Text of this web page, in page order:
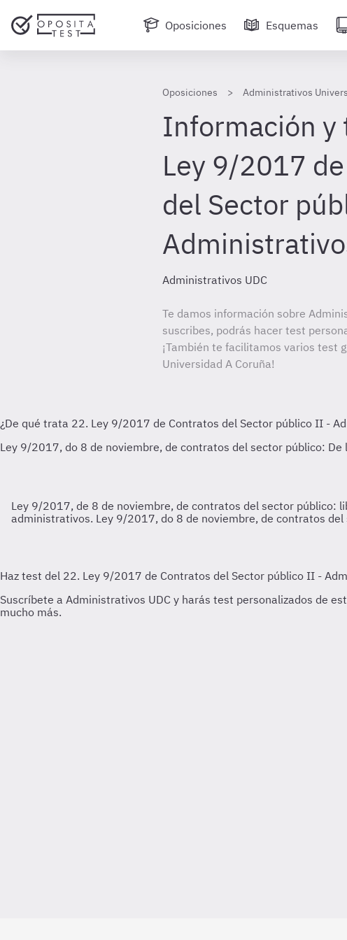
Oposiciones Esquemas
Oposiciones Administrativos
Información y
Ley 9/2017
del Sector
Administrativos UDC
Te damos información sobre
suscribes, podrás hacer test
¡También te facilitamos varios test
Universidad A Coruña!
Ley 9/2017, de 8 de noviembre, de contratos del sector público:
administrativos. Ley 9/2017, do 8 de noviembre, de contratos